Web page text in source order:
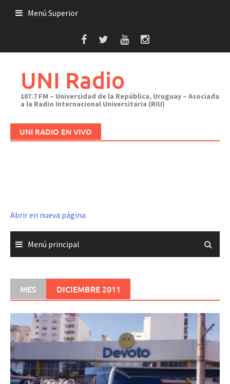
Menú Superior
UNI Radio
107.7 FM – Universidad de la República, Uruguay – Asociada
a la Radio Internacional Universitaria (RIU)
UNI RADIO EN VIVO
Abrir en nueva página
Menú principal
MES DICIEMBRE 2011